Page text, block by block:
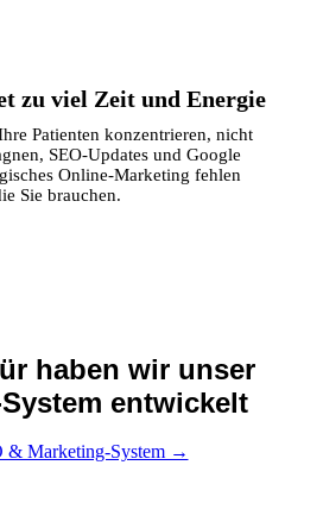
zu viel Zeit und Energie
Patienten konzentrieren, nicht
SEO-Updates und Google
Online-Marketing fehlen
Sie brauchen.
haben wir unser
entwickelt
& Marketing-System →